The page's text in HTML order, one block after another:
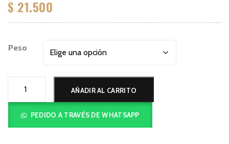
$ 21.500
Peso
AÑADIR AL CARRITO
PEDIDO A TRAVÉS DE WHATSAPP